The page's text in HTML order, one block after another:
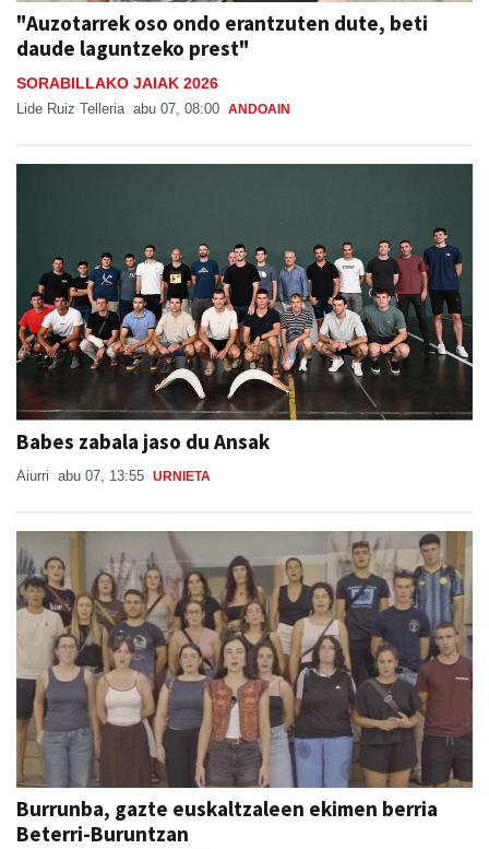
"Auzotarrek oso ondo erantzuten dute, beti
daude laguntzeko prest"
SORABILLAKO JAIAK 2026
Lide Ruiz Telleria abu 07, 08:00 ANDOAIN
Babes zabala jaso du Ansak
Aiurri abu 07, 13:55 URNIETA
Burrunba, gazte euskaltzaleen ekimen berria
Beterri-Buruntzan